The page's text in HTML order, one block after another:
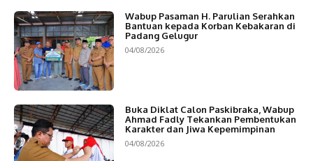
Wabup Pasaman H. Parulian Serahkan
Bantuan kepada Korban Kebakaran di
Padang Gelugur
04/08/2026
Buka Diklat Calon Paskibraka, Wabup
Ahmad Fadly Tekankan Pembentukan
Karakter dan Jiwa Kepemimpinan
04/08/2026